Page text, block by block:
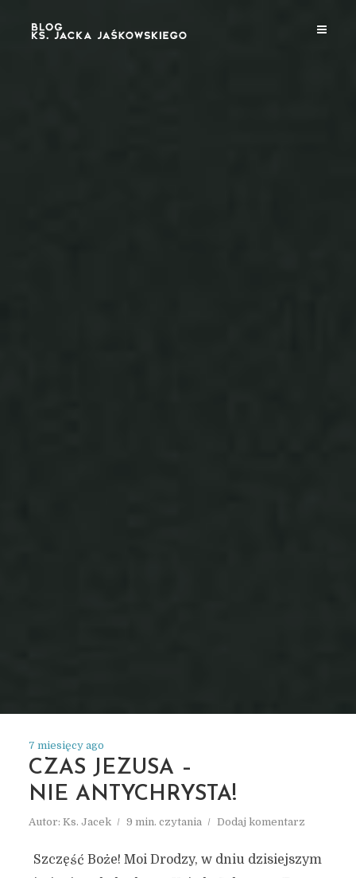
7 miesięcy ago
CZAS JEZUSA –
NIE ANTYCHRYSTA!
Autor: Ks. Jacek 9 min. czytania Dodaj komentarz
Szczęść Boże! Moi Drodzy, w dniu dzisiejszym